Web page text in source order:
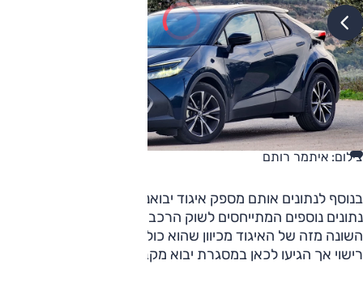
צילום: איתמר רותם
בנוסף לנתונים אותם מספק איגוד יבואני הרכב, מתפרסמים
נתונים נוספים המתייחסים לשוק הרכב בישראל. להלן מקבץ כזה,
השונה מזה של האיגוד מכיוון שהוא כולל גם את מכוניות שקיבלו
רישוי אך הגיעו לכאן במסגרת יבוא מקביל למיניו.